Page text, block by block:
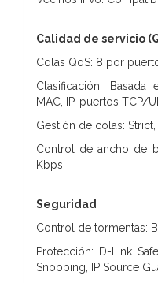
Calidad de servicio
Colas QoS: 8 por
Clasificación: Basada
MAC, IP, puertos TCP/
Gestión de colas: Strict,
Control de ancho de
Kbps
Seguridad
Control de tormentas:
Protección: D-Link
Snooping, IP Source